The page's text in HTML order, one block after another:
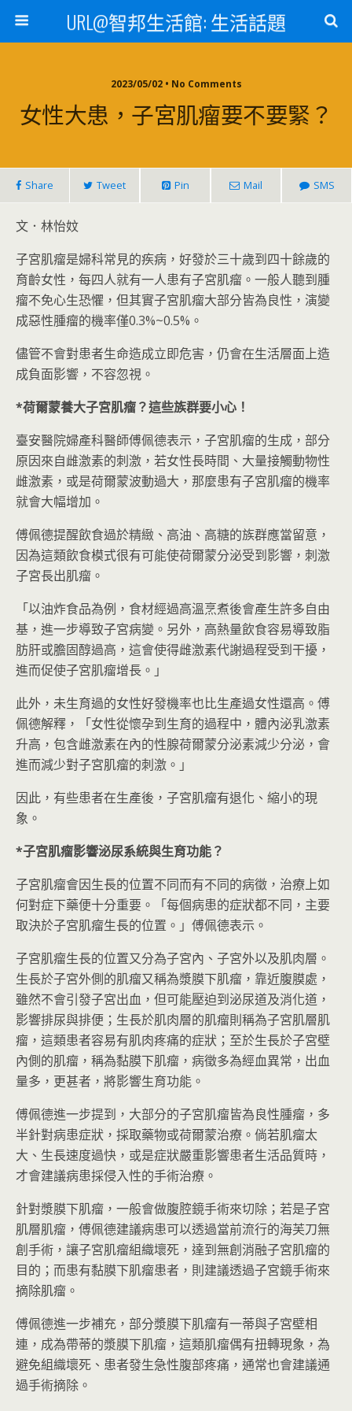
URL@智邦生活館: 生活話題
2023/05/02 • No Comments
女性大患，子宮肌瘤要不要緊？
Share Tweet Pin Mail SMS
文．林怡妏
子宮肌瘤是婦科常見的疾病，好發於三十歲到四十餘歲的
育齡女性，每四人就有一人患有子宮肌瘤。一般人聽到腫
瘤不免心生恐懼，但其實子宮肌瘤大部分皆為良性，演變
成惡性腫瘤的機率僅0.3%~0.5%。
儘管不會對患者生命造成立即危害，仍會在生活層面上造
成負面影響，不容忽視。
*荷爾蒙養大子宮肌瘤？這些族群要小心！
臺安醫院婦產科醫師傅佩德表示，子宮肌瘤的生成，部分
原因來自雌激素的刺激，若女性長時間、大量接觸動物性
雌激素，或是荷爾蒙波動過大，那麼患有子宮肌瘤的機率
就會大幅增加。
傅佩德提醒飲食過於精緻、高油、高糖的族群應當留意，
因為這類飲食模式很有可能使荷爾蒙分泌受到影響，刺激
子宮長出肌瘤。
「以油炸食品為例，食材經過高溫烹煮後會產生許多自由
基，進一步導致子宮病變。另外，高熱量飲食容易導致脂
肪肝或膽固醇過高，這會使得雌激素代謝過程受到干擾，
進而促使子宮肌瘤增長。」
此外，未生育過的女性好發機率也比生產過女性還高。傅
佩德解釋，「女性從懷孕到生育的過程中，體內泌乳激素
升高，包含雌激素在內的性腺荷爾蒙分泌素減少分泌，會
進而減少對子宮肌瘤的刺激。」
因此，有些患者在生產後，子宮肌瘤有退化、縮小的現
象。
*子宮肌瘤影響泌尿系統與生育功能？
子宮肌瘤會因生長的位置不同而有不同的病徵，治療上如
何對症下藥便十分重要。「每個病患的症狀都不同，主要
取決於子宮肌瘤生長的位置。」傅佩德表示。
子宮肌瘤生長的位置又分為子宮內、子宮外以及肌肉層。
生長於子宮外側的肌瘤又稱為漿膜下肌瘤，靠近腹膜處，
雖然不會引發子宮出血，但可能壓迫到泌尿道及消化道，
影響排尿與排便；生長於肌肉層的肌瘤則稱為子宮肌層肌
瘤，這類患者容易有肌肉疼痛的症狀；至於生長於子宮壁
內側的肌瘤，稱為黏膜下肌瘤，病徵多為經血異常，出血
量多，更甚者，將影響生育功能。
傅佩德進一步提到，大部分的子宮肌瘤皆為良性腫瘤，多
半針對病患症狀，採取藥物或荷爾蒙治療。倘若肌瘤太
大、生長速度過快，或是症狀嚴重影響患者生活品質時，
才會建議病患採侵入性的手術治療。
針對漿膜下肌瘤，一般會做腹腔鏡手術來切除；若是子宮
肌層肌瘤，傅佩德建議病患可以透過當前流行的海芙刀無
創手術，讓子宮肌瘤組織壞死，達到無創消融子宮肌瘤的
目的；而患有黏膜下肌瘤患者，則建議透過子宮鏡手術來
摘除肌瘤。
傅佩德進一步補充，部分漿膜下肌瘤有一蒂與子宮壁相
連，成為帶蒂的漿膜下肌瘤，這類肌瘤偶有扭轉現象，為
避免組織壞死、患者發生急性腹部疼痛，通常也會建議通
過手術摘除。